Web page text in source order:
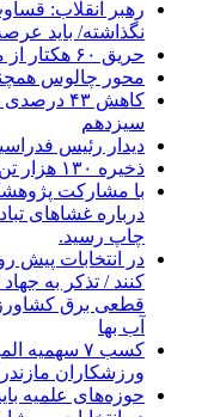
رهبر انقلاب:
نگذاشته/ باید
حریق ۶۰ هکتار از مراتع و جنگل‌های مازندران
محور چالوس
کاهش ۴۳
سیزدهم
دیدار رئیس
ذخیره ۱۳۰ هزار تن گندم در مازندران
با مشارکت
درباره غشاهای
چاپ رسید.
در انتخابات پیش
کنند / تذکر به
قطعی برق
آب بها
ورزشکاران
حوزه‌های علمیه